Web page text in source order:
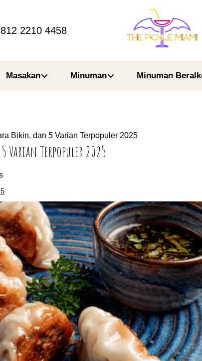
2210 4458
Masakan Minuman Minuman
Bikin, dan 5 Varian Terpopuler 2025
Varian Terpopuler 2025